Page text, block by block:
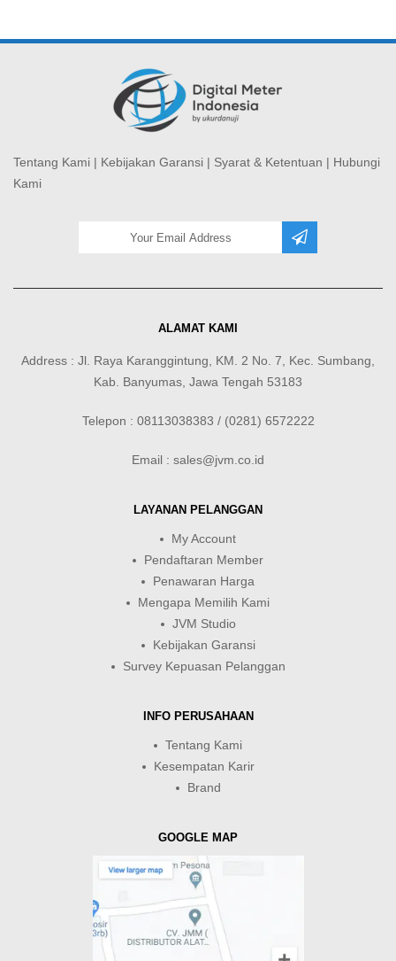
Tentang Kami | Kebijakan Garansi | Syarat & Ketentuan | Hubungi
Kami
ALAMAT KAMI
Address : Jl. Raya Karanggintung, KM. 2 No. 7, Kec. Sumbang,
Kab. Banyumas, Jawa Tengah 53183
Telepon : 08113038383 / (0281) 6572222
Email : sales@jvm.co.id
LAYANAN PELANGGAN
My Account
Pendaftaran Member
Penawaran Harga
Mengapa Memilih Kami
JVM Studio
Kebijakan Garansi
Survey Kepuasan Pelanggan
INFO PERUSAHAAN
Tentang Kami
Kesempatan Karir
Brand
GOOGLE MAP